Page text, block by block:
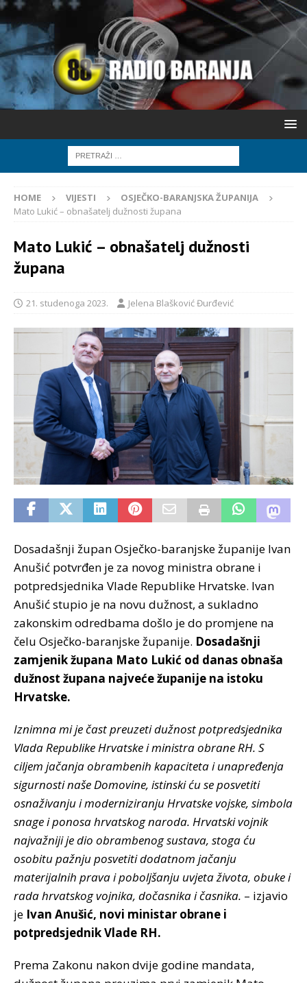
HOME VIJESTI
OSJEČKO-BARANJSKA ŽUPANIJA
Mato Lukić – obnašatelj dužnosti župana
Mato Lukić – obnašatelj dužnosti
župana
21. studenoga 2023. Jelena Blašković Đurđević
Dosadašnji župan Osječko-baranjske županije Ivan
Anušić potvrđen je za novog ministra obrane i
potpredsjednika Vlade Republike Hrvatske. Ivan
Anušić stupio je na novu dužnost, a sukladno
zakonskim odredbama došlo je do promjene na
čelu Osječko-baranjske županije. Dosadašnji
zamjenik župana Mato Lukić od danas obnaša
dužnost župana najveće županije na istoku
Hrvatske.
Iznimna mi je čast preuzeti dužnost potpredsjednika
Vlada Republike Hrvatske i ministra obrane RH. S
ciljem jačanja obrambenih kapaciteta i unapređenja
sigurnosti naše Domovine, istinski ću se posvetiti
osnaživanju i moderniziranju Hrvatske vojske, simbola
snage i ponosa hrvatskog naroda. Hrvatski vojnik
najvažniji je dio obrambenog sustava, stoga ću
osobitu pažnju posvetiti dodatnom jačanju
materijalnih prava i poboljšanju uvjeta života, obuke i
rada hrvatskog vojnika, dočasnika i časnika. – izjavio
je Ivan Anušić, novi ministar obrane i
potpredsjednik Vlade RH.
Prema Zakonu nakon dvije godine mandata,